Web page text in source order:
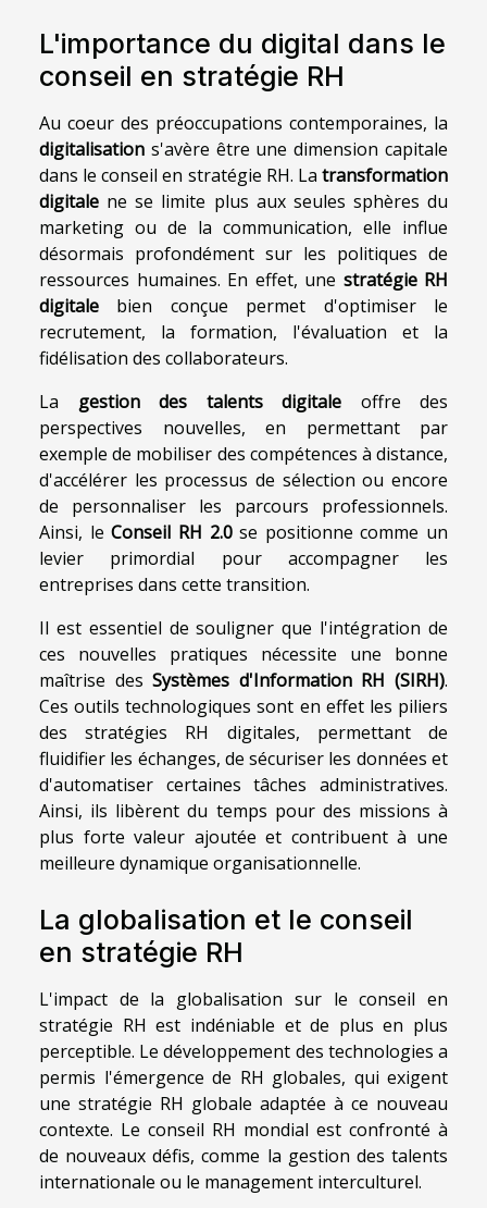
L'importance du digital dans le
conseil en stratégie RH
Au coeur des préoccupations contemporaines, la
digitalisation s'avère être une dimension capitale
dans le conseil en stratégie RH. La transformation
digitale ne se limite plus aux seules sphères du
marketing ou de la communication, elle influe
désormais profondément sur les politiques de
ressources humaines. En effet, une stratégie RH
digitale bien conçue permet d'optimiser le
recrutement, la formation, l'évaluation et la
fidélisation des collaborateurs.
La gestion des talents digitale offre des
perspectives nouvelles, en permettant par
exemple de mobiliser des compétences à distance,
d'accélérer les processus de sélection ou encore
de personnaliser les parcours professionnels.
Ainsi, leConseil RH 2.0se positionne comme un
levier primordial pour accompagner les
entreprises dans cette transition.
Il est essentiel de souligner que l'intégration de
ces nouvelles pratiques nécessite une bonne
maîtrise desSystèmes d'Information RH (SIRH).
Ces outils technologiques sont en effet les piliers
des stratégies RH digitales, permettant de
fluidifier les échanges, de sécuriser les données et
d'automatiser certaines tâches administratives.
Ainsi, ils libèrent du temps pour des missions à
plus forte valeur ajoutée et contribuent à une
meilleure dynamique organisationnelle.
La globalisation et le conseil
en stratégie RH
L'impact de la globalisation sur le conseil en
stratégie RH est indéniable et de plus en plus
perceptible. Le développement des technologies a
permis l'émergence de RH globales, qui exigent
une stratégie RH globale adaptée à ce nouveau
contexte. Le conseil RH mondial est confronté à
de nouveaux défis, comme la gestion des talents
internationale ou le management interculturel.